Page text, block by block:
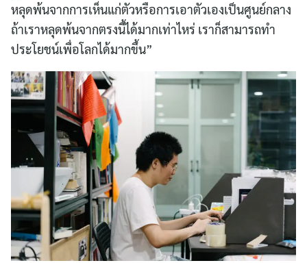
หลุดพ้นจากการเห็นแก่ตัวหรือการเอาตัวเองเป็นศูนย์กลาง
ถ้าเราหลุดพ้นจากตรงนี้ได้มากเท่าไหร่ เราก็สามารถทำ
ประโยชน์เพื่อโลกได้มากขึ้น”